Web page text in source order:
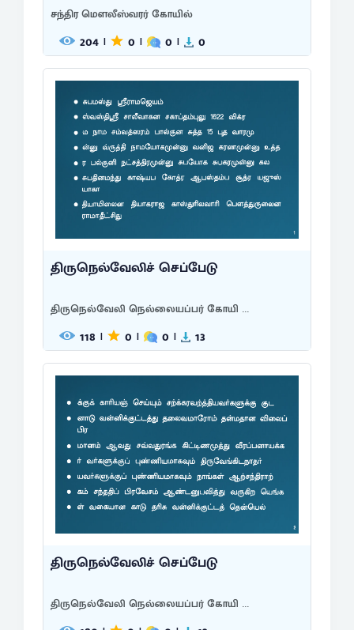
சந்திர மௌலீஸ்வரர் கோயில்
204 | 0 | 0 | 0
திருநெல்வேலிச் செப்பேடு
திருநெல்வேலி நெல்லையப்பர் கோயி ...
118 | 0 | 0 | 13
திருநெல்வேலிச் செப்பேடு
திருநெல்வேலி நெல்லையப்பர் கோயி ...